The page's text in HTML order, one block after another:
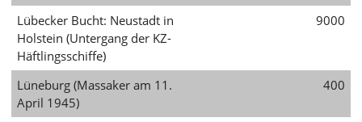
Lübecker Bucht: Neustadt in
Holstein (Untergang der KZ-
Häftlingsschiffe)
9000
Lüneburg (Massaker am 11.
April 1945)
400